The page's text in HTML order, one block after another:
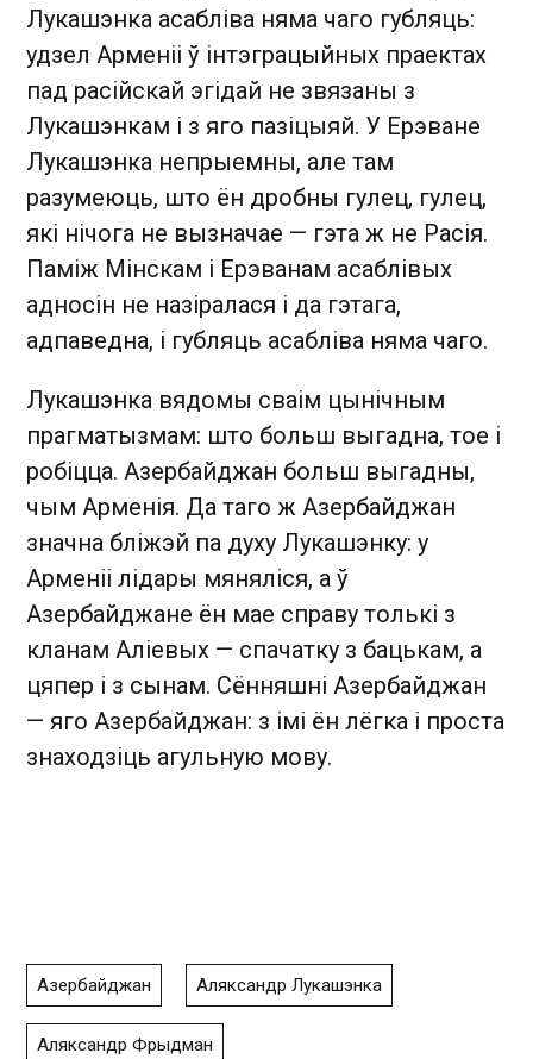
Лукашэнка асабліва няма чаго губляць:
удзел Арменіі ў інтэграцыйных праектах
пад расійскай эгідай не звязаны з
Лукашэнкам і з яго пазіцыяй. У Ерэване
Лукашэнка непрыемны, але там
разумеюць, што ён дробны гулец, гулец,
які нічога не вызначае — гэта ж не Расія.
Паміж Мінскам і Ерэванам асаблівых
адносін не назіралася і да гэтага,
адпаведна, і губляць асабліва няма чаго.
Лукашэнка вядомы сваім цынічным
прагматызмам: што больш выгадна, тое і
робіцца. Азербайджан больш выгадны,
чым Арменія. Да таго ж Азербайджан
значна бліжэй па духу Лукашэнку: у
Арменіі лідары мяняліся, а ў
Азербайджане ён мае справу толькі з
кланам Аліевых — спачатку з бацькам, а
цяпер і з сынам. Сённяшні Азербайджан
— яго Азербайджан: з імі ён лёгка і проста
знаходзіць агульную мову.
Азербайджан Аляксандр Лукашэнка
Аляксандр Фрыдман